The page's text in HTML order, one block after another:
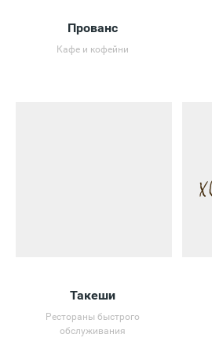
Прованс
Кафе и кофейни
Такеши
Рестораны быстрого
обслуживания